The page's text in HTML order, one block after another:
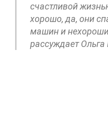
счастливой
хорошо, да, они
машин и
рассуждает